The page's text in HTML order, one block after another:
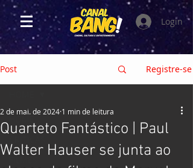
Login
Post Registre-se
Quarteto Fantástico | Paul
Walter Hauser se junta ao
2 de mai. de 2024 1 min de leitura